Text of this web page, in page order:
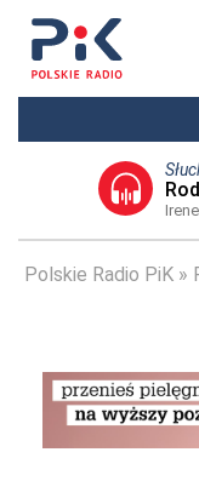
Polskie Radio PiK